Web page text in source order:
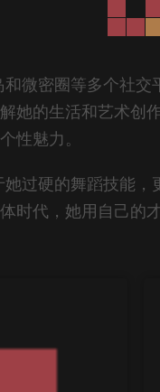
微密圈等多个社
她的生活和艺术创
性魅力。
过硬的舞蹈技能
时代，她用自己的